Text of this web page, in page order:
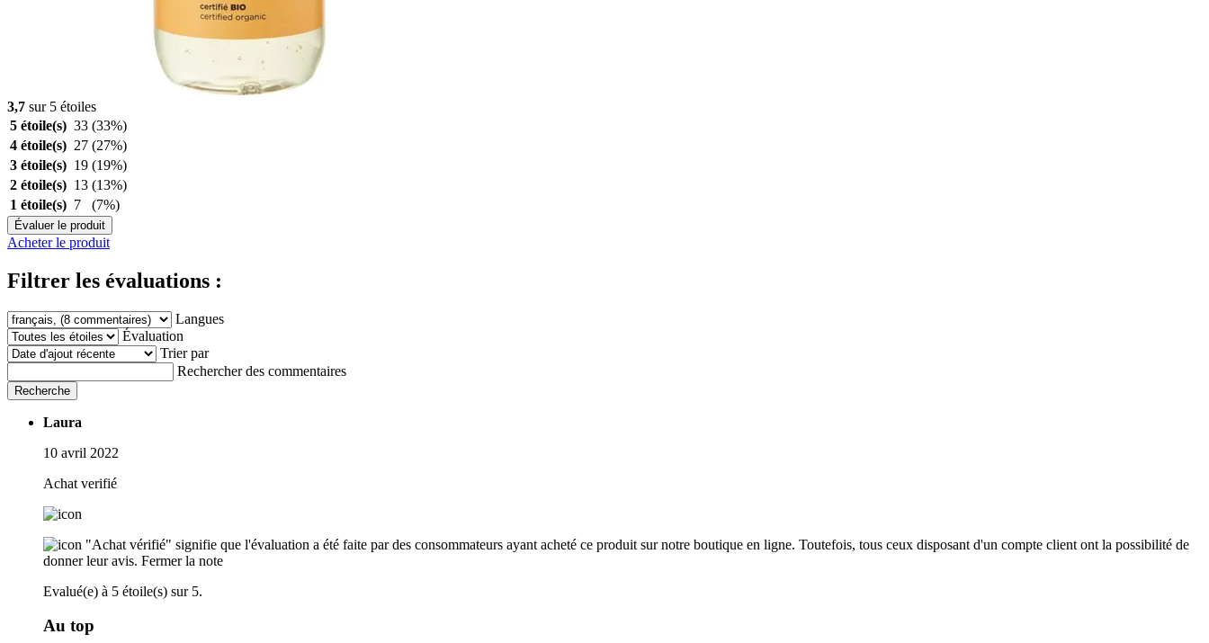
3,7 sur 5 étoiles
5 étoile(s) 33 (33%)
4 étoile(s) 27 (27%)
3 étoile(s) 19 (19%)
2 étoile(s) 13 (13%)
1 étoile(s) 7 (7%)
Évaluer le produit
Acheter le produit
Filtrer les évaluations :
Langues
Évaluation
Trier par
Rechercher des commentaires
Recherche
Laura
10 avril 2022
Achat verifié
"Achat vérifié" signifie que l'évaluation a été faite par des consommateurs ayant acheté ce produit sur notre boutique en ligne. Toutefois, tous ceux disposant d'un compte client ont la possibilité de
donner leur avis. Fermer la note
Evalué(e) à 5 étoile(s) sur 5.
Au top